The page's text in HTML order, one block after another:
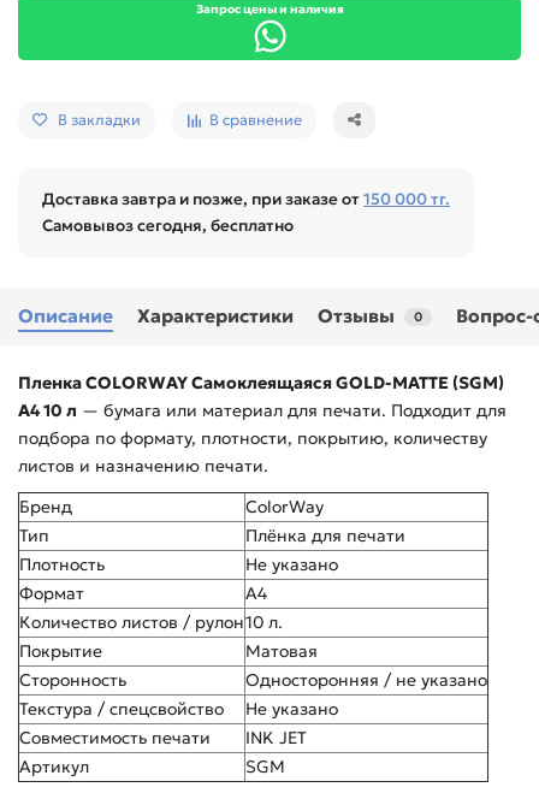
Запрос цены и наличия
В закладки В сравнение
Доставка завтра и позже, при заказе от150 000 тг.
Самовывоз сегодня, бесплатно
Описание Характеристики Отзывы 0 Вопрос-
Пленка COLORWAY Самоклеящаяся GOLD-MATTE (SGM)
А4 10 л — бумага или материал для печати. Подходит для
подбора по формату, плотности, покрытию, количеству
листов и назначению печати.
Бренд
ColorWay
Тип
Плёнка для печати
Плотность
Не указано
Формат
A4
Количество листов / рулон10 л.
Покрытие
Матовая
Сторонность
Односторонняя / не указано
Текстура / спецсвойство
Не указано
Совместимость печати
INK JET
Артикул
SGM